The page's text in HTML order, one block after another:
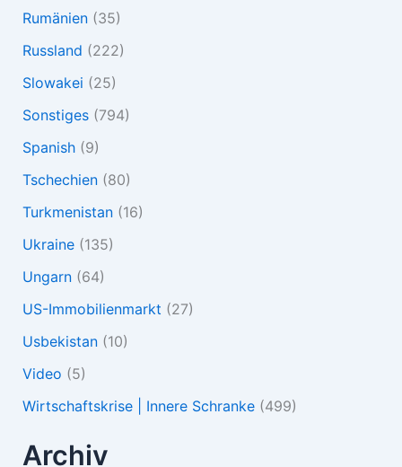
Rumänien(35)
Russland (222)
Slowakei (25)
Sonstiges(794)
Spanish(9)
Tschechien(80)
Turkmenistan(16)
Ukraine(135)
Ungarn(64)
US-Immobilienmarkt (27)
Usbekistan(10)
Video (5)
Wirtschaftskrise | Innere Schranke(499)
Archiv